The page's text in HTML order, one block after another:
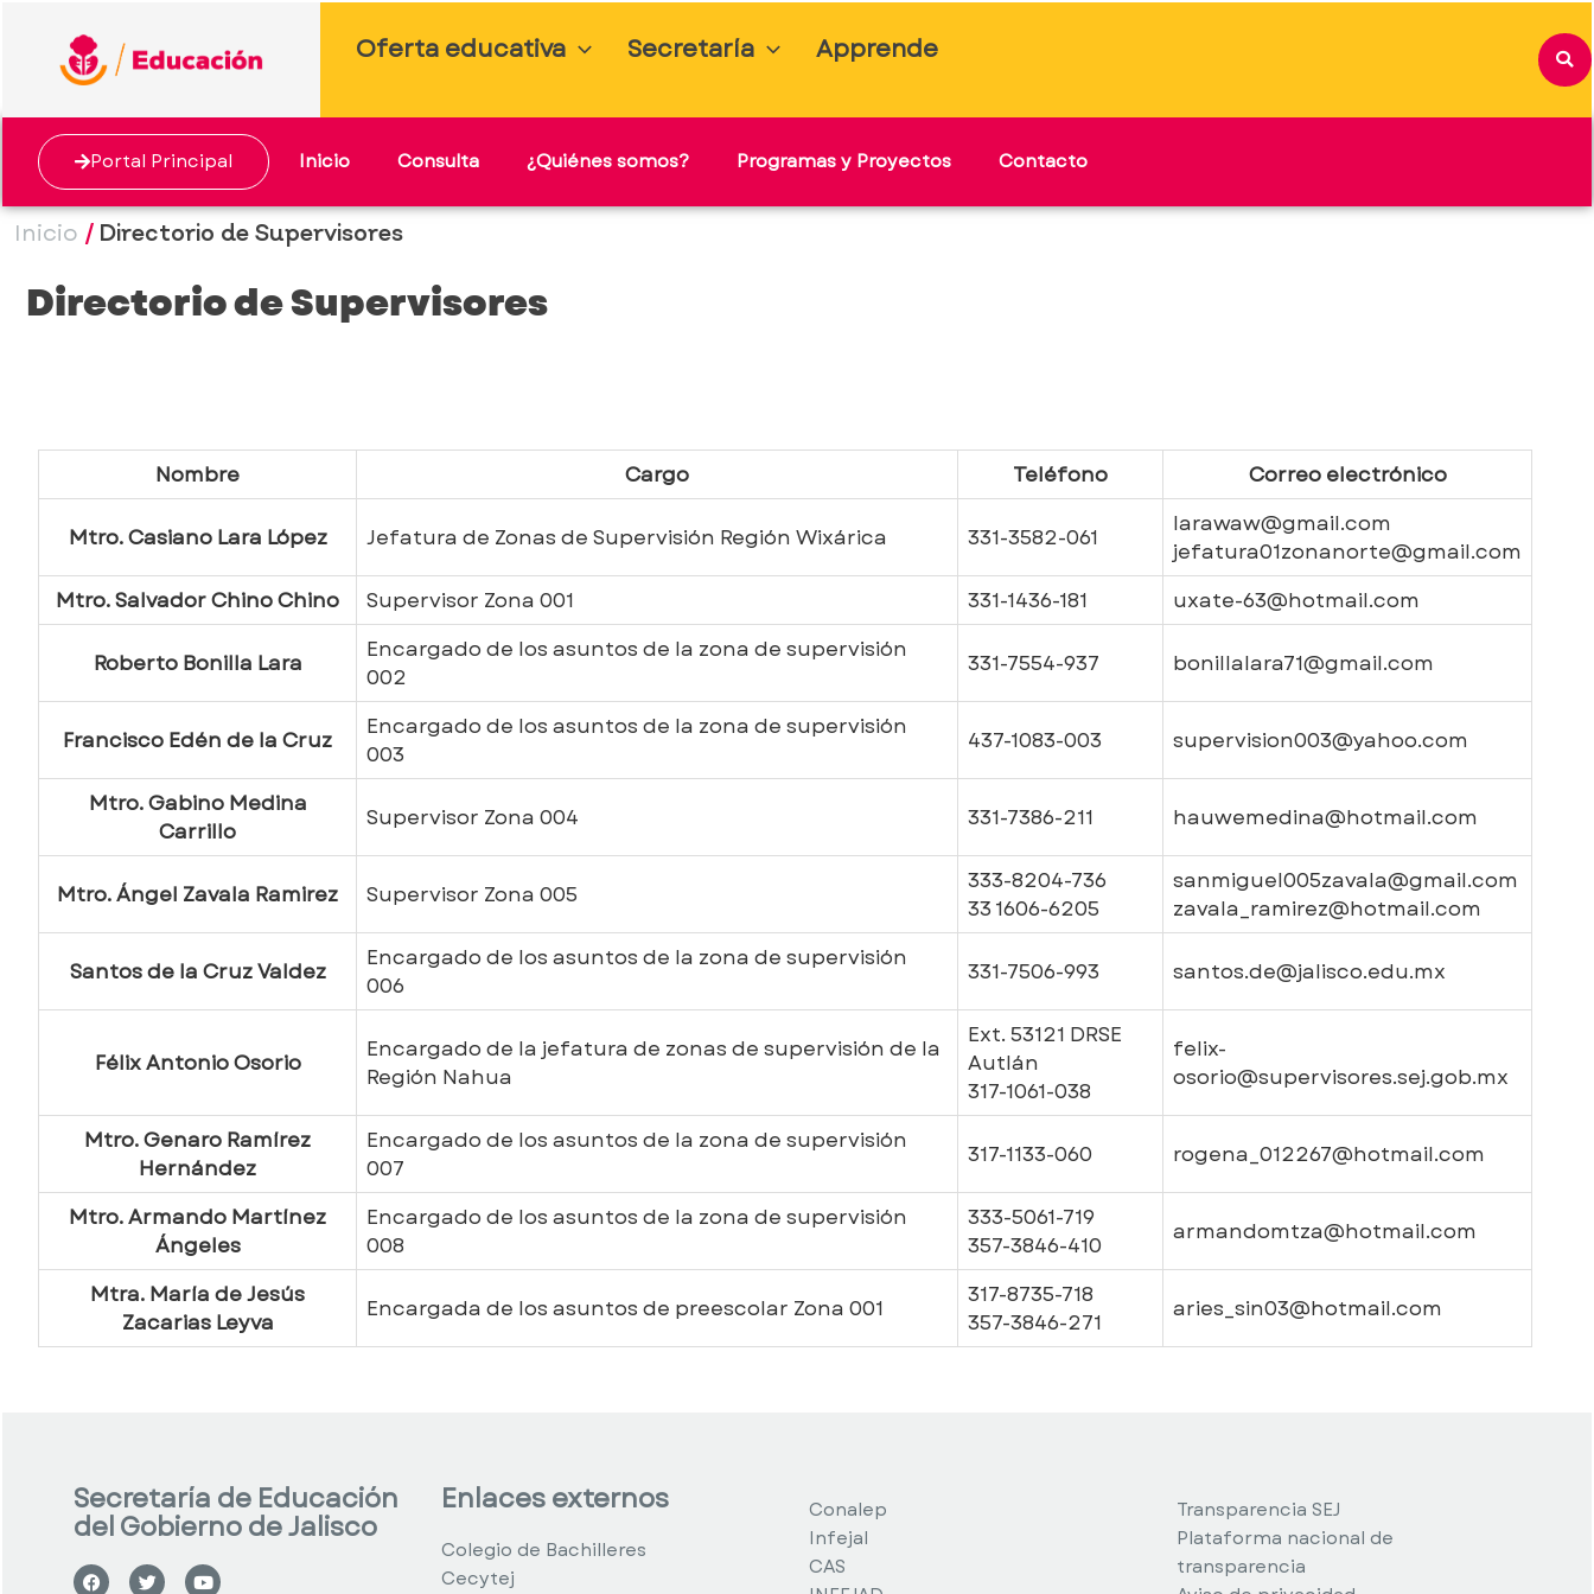
Oferta educativa Secretaría Apprende
Portal Principal Inicio Consulta ¿Quiénes somos? Programas y Proyectos Contacto
Inicio / Directorio de Supervisores
Directorio de Supervisores
Nombre Cargo Teléfono Correo electrónico
Mtro. Casiano Lara López Jefatura de Zonas de Supervisión Región Wixárica 331-3582-061
larawaw@gmail.com
jefatura01zonanorte@gmail.com
Mtro. Salvador Chino Chino
Supervisor Zona 001 331-1436-181 uxate-63@hotmail.com
Roberto Bonilla Lara
Encargado de los asuntos de la zona de supervisión
002
331-7554-937 bonillalara71@gmail.com
Francisco Edén de la Cruz
Encargado de los asuntos de la zona de supervisión
003
437-1083-003 supervision003@yahoo.com
Mtro. Gabino Medina
Carrillo
Supervisor Zona 004 331-7386-211 hauwemedina@hotmail.com
Mtro. Ángel Zavala Ramirez Supervisor Zona 005
333-8204-736
33 1606-6205
sanmiguel005zavala@gmail.com
zavala_ramirez@hotmail.com
Santos de la Cruz Valdez
Encargado de los asuntos de la zona de supervisión
006
331-7506-993 santos.de@jalisco.edu.mx
Félix Antonio Osorio
Encargado de la jefatura de zonas de supervisión de la
Región Nahua
Ext. 53121 DRSE
Autlán
317-1061-038
felix-
osorio@supervisores.sej.gob.mx
Mtro. Genaro Ramírez
Hernández
Encargado de los asuntos de la zona de supervisión
007
317-1133-060 rogena_012267@hotmail.com
Mtro. Armando Martínez
Ángeles
Encargado de los asuntos de la zona de supervisión
008
333-5061-719
357-3846-410
armandomtza@hotmail.com
Mtra. María de Jesús
Zacarias Leyva
Encargada de los asuntos de preescolar Zona 001
317-8735-718
357-3846-271
aries_sin03@hotmail.com
Secretaría de Educación
del Gobierno de Jalisco
Enlaces externos
Colegio de Bachilleres
Cecytej
Conalep
Infejal
CAS
Transparencia SEJ
Plataforma nacional de
transparencia